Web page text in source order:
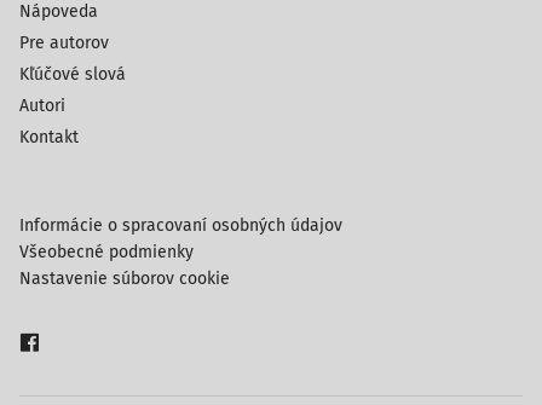
Nápoveda
Pre autorov
Kľúčové slová
Autori
Kontakt
Informácie o spracovaní osobných údajov
Všeobecné podmienky
Nastavenie súborov cookie